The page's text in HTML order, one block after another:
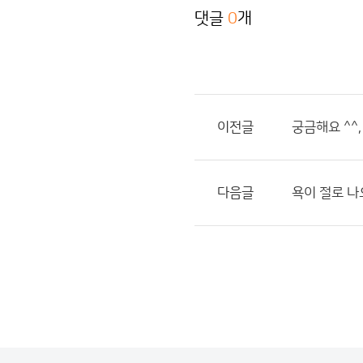
댓글 0개
이전글 궁금해요 ^^,
다음글 욕이 절로 나